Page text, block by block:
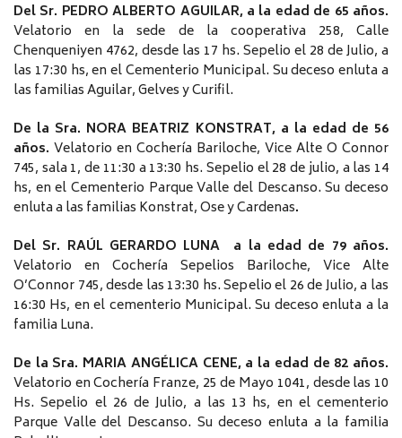
Del Sr. PEDRO ALBERTO AGUILAR, a la edad de 65 años.
Velatorio en la sede de la cooperativa 258, Calle
Chenqueniyen 4762, desde las 17 hs. Sepelio el 28 de Julio, a
las 17:30 hs, en el Cementerio Municipal. Su deceso enluta a
las familias Aguilar, Gelves y Curifil.
De la Sra. NORA BEATRIZ KONSTRAT, a la edad de 56
años. Velatorio en Cochería Bariloche, Vice Alte O Connor
745, sala 1, de 11:30 a 13:30 hs. Sepelio el 28 de julio, a las 14
hs, en el Cementerio Parque Valle del Descanso. Su deceso
enluta a las familias Konstrat, Ose y Cardenas.
Del Sr. RAÚL GERARDO LUNA a la edad de 79 años.
Velatorio en Cochería Sepelios Bariloche, Vice Alte
O’Connor 745, desde las 13:30 hs. Sepelio el 26 de Julio, a las
16:30 Hs, en el cementerio Municipal. Su deceso enluta a la
familia Luna.
De la Sra. MARIA ANGÉLICA CENE, a la edad de 82 años.
Velatorio en Cochería Franze, 25 de Mayo 1041, desde las 10
Hs. Sepelio el 26 de Julio, a las 13 hs, en el cementerio
Parque Valle del Descanso. Su deceso enluta a la familia